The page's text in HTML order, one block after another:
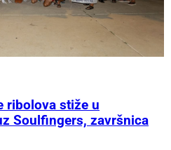
ribolova stiže u
Soulfingers, završnica